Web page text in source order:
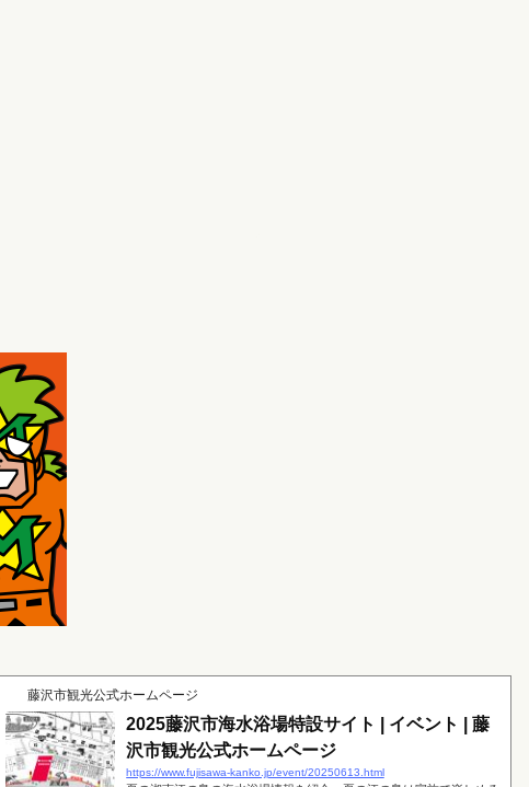
藤沢市観光公式ホームページ
2025藤沢市海水浴場特設サイト | イベント | 藤
沢市観光公式ホームページ
https://www.fujisawa-kanko.jp/event/20250613.html